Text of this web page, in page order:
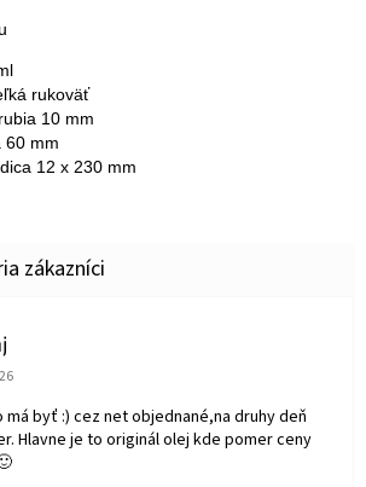
rukoväť
10 mm
60 mm
12 x 230 mm
obchodu je 5 z 5 hviezdičiek.
byť :) cez net objednané,na druhy deň
Hlavne je to originál olej kde pomer ceny